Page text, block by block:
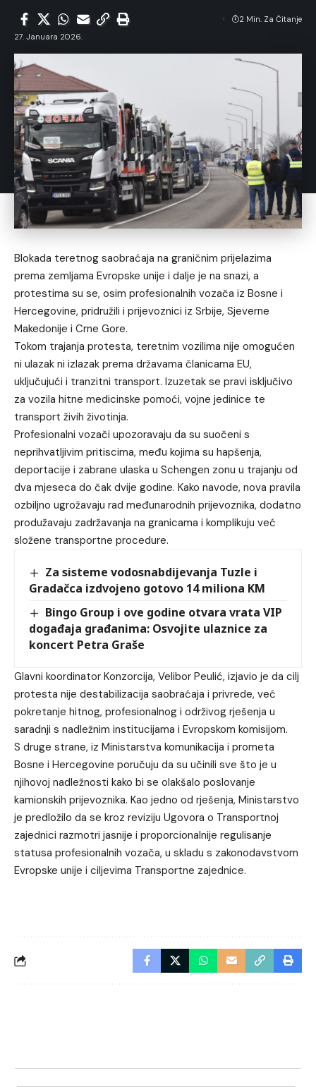
27. Januara 2026.
2 Min. Za Čitanje
Blokada teretnog saobraćaja na graničnim prijelazima
prema zemljama Evropske unije i dalje je na snazi, a
protestima su se, osim profesionalnih vozača iz Bosne i
Hercegovine, pridružili i prijevoznici iz Srbije, Sjeverne
Makedonije i Crne Gore.
Tokom trajanja protesta, teretnim vozilima nije omogućen
ni ulazak ni izlazak prema državama članicama EU,
uključujući i tranzitni transport. Izuzetak se pravi isključivo
za vozila hitne medicinske pomoći, vojne jedinice te
transport živih životinja.
Profesionalni vozači upozoravaju da su suočeni s
neprihvatljivim pritiscima, među kojima su hapšenja,
deportacije i zabrane ulaska u Schengen zonu u trajanju od
dva mjeseca do čak dvije godine. Kako navode, nova pravila
ozbiljno ugrožavaju rad međunarodnih prijevoznika, dodatno
produžavaju zadržavanja na granicama i komplikuju već
složene transportne procedure.
Za sisteme vodosnabdijevanja Tuzle i
Gradačca izdvojeno gotovo 14 miliona KM
Bingo Group i ove godine otvara vrata VIP
događaja građanima: Osvojite ulaznice za
koncert Petra Graše
Glavni koordinator Konzorcija, Velibor Peulić, izjavio je da cilj
protesta nije destabilizacija saobraćaja i privrede, već
pokretanje hitnog, profesionalnog i održivog rješenja u
saradnji s nadležnim institucijama i Evropskom komisijom.
S druge strane, iz Ministarstva komunikacija i prometa
Bosne i Hercegovine poručuju da su učinili sve što je u
njihovoj nadležnosti kako bi se olakšalo poslovanje
kamionskih prijevoznika. Kao jedno od rješenja, Ministarstvo
je predložilo da se kroz reviziju Ugovora o Transportnoj
zajednici razmotri jasnije i proporcionalnije regulisanje
statusa profesionalnih vozača, u skladu s zakonodavstvom
Evropske unije i ciljevima Transportne zajednice.